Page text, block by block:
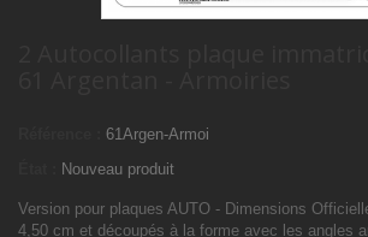
61Argen-Armoi
Nouveau produit
Version pour plaques AUTO - Dimensions
4,50 cm et découpés à la forme avec les angles